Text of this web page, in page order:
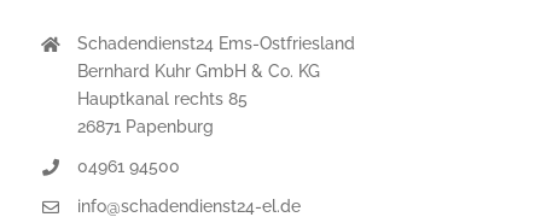
Schadendienst24 Ems-Ostfriesland
Bernhard Kuhr GmbH & Co. KG
Hauptkanal rechts 85
26871 Papenburg
04961 94500
info@schadendienst24-el.de